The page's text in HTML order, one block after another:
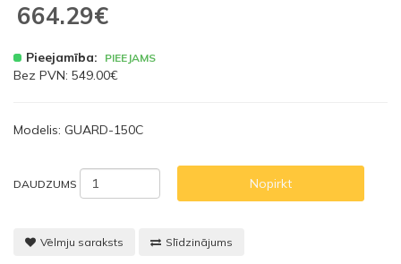
664.29€
Pieejamība: PIEEJAMS
Bez PVN: 549.00€
Modelis: GUARD-150C
DAUDZUMS Nopirkt
Vēlmju saraksts Slīdzinājums